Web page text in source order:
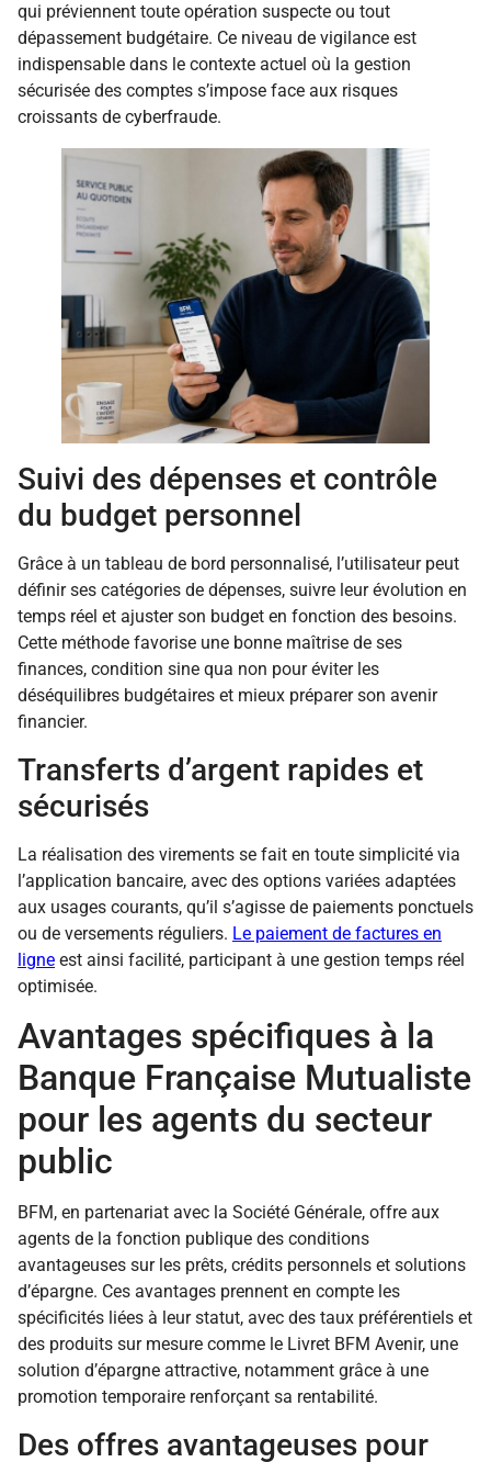
qui préviennent toute opération suspecte ou tout
dépassement budgétaire. Ce niveau de vigilance est
indispensable dans le contexte actuel où la gestion
sécurisée des comptes s’impose face aux risques
croissants de cyberfraude.
Suivi des dépenses et contrôle
du budget personnel
Grâce à un tableau de bord personnalisé, l’utilisateur peut
définir ses catégories de dépenses, suivre leur évolution en
temps réel et ajuster son budget en fonction des besoins.
Cette méthode favorise une bonne maîtrise de ses
finances, condition sine qua non pour éviter les
déséquilibres budgétaires et mieux préparer son avenir
financier.
Transferts d’argent rapides et
sécurisés
La réalisation des virements se fait en toute simplicité via
l’application bancaire, avec des options variées adaptées
aux usages courants, qu’il s’agisse de paiements ponctuels
ou de versements réguliers. Le paiement de factures en
ligne est ainsi facilité, participant à une gestion temps réel
optimisée.
Avantages spécifiques à la
Banque Française Mutualiste
pour les agents du secteur
public
BFM, en partenariat avec la Société Générale, offre aux
agents de la fonction publique des conditions
avantageuses sur les prêts, crédits personnels et solutions
d’épargne. Ces avantages prennent en compte les
spécificités liées à leur statut, avec des taux préférentiels et
des produits sur mesure comme le Livret BFM Avenir, une
solution d’épargne attractive, notamment grâce à une
promotion temporaire renforçant sa rentabilité.
Des offres avantageuses pour